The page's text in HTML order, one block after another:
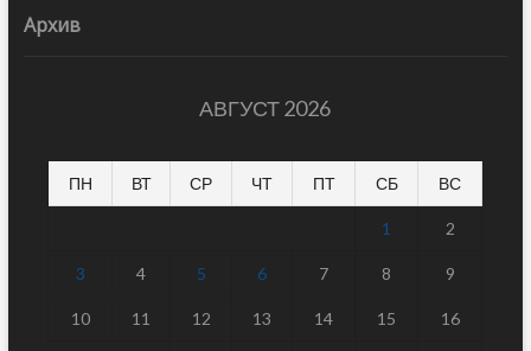
Архив
АВГУСТ 2026
ПН ВТ СР ЧТ ПТ СБ ВС
1 2
3 4 5 6 7 8 9
10 11 12 13 14 15 16